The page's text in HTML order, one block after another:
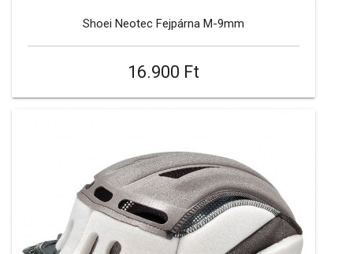
Shoei Neotec Fejpárna M-9mm
16.900 Ft